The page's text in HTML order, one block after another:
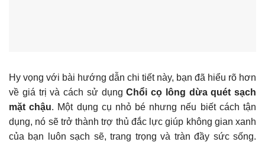
Hy vọng với bài hướng dẫn chi tiết này, bạn đã hiểu rõ hơn
về giá trị và cách sử dụngChổi cọ lông dừa quét sạch
mặt chậu. Một dụng cụ nhỏ bé nhưng nếu biết cách tận
dụng, nó sẽ trở thành trợ thủ đắc lực giúp không gian xanh
của bạn luôn sạch sẽ, trang trọng và tràn đầy sức sống.